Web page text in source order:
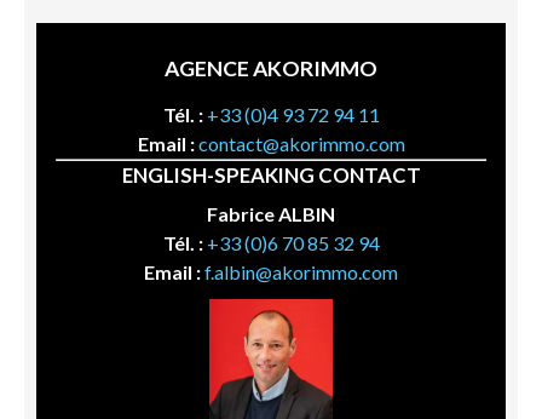
AGENCE AKORIMMO
Tél. : +33 (0)4 93 72 94 11
Email :contact@akorimmo.com
ENGLISH-SPEAKING CONTACT
Fabrice ALBIN
Tél. : +33 (0)6 70 85 32 94
Email :f.albin@akorimmo.com